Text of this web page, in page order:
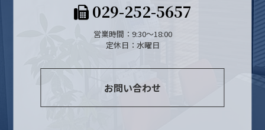
029-252-5657
営業時間：9:30～18:00
定休日：水曜日
お問い合わせ